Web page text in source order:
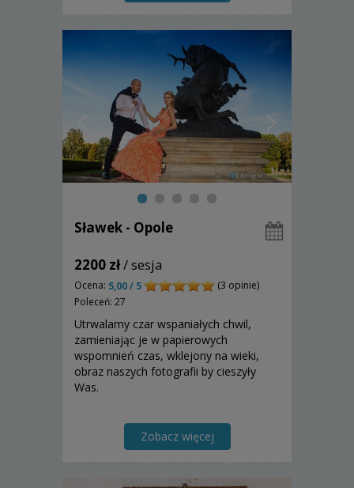
Sławek - Opole
2200 zł/ sesja
Ocena: 5,00 / 5
(3 opinie)
Poleceń: 27
Utrwalamy czar wspaniałych chwil,
zamieniając je w papierowych
wspomnień czas, wklejony na wieki,
obraz naszych fotografii by cieszyły
Was.
Zobacz więcej